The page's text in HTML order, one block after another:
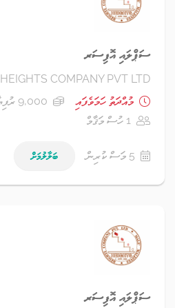
ސަޕްލައި އޮފިސަރ
HEIGHTS COMPANY PVT LTD
މުއްދަތު ހަމަވެފައި
9,000 ރުފިޔާ - 10,000 ރުފިޔާ
1 ހުސް މަޤާމް
5 މަސް ކުރިން ބަލާލުމަށް
ސަޕްލައި އޮފިސަރ